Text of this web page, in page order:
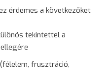
érdemes a következőket
tekintettel a
frusztráció,